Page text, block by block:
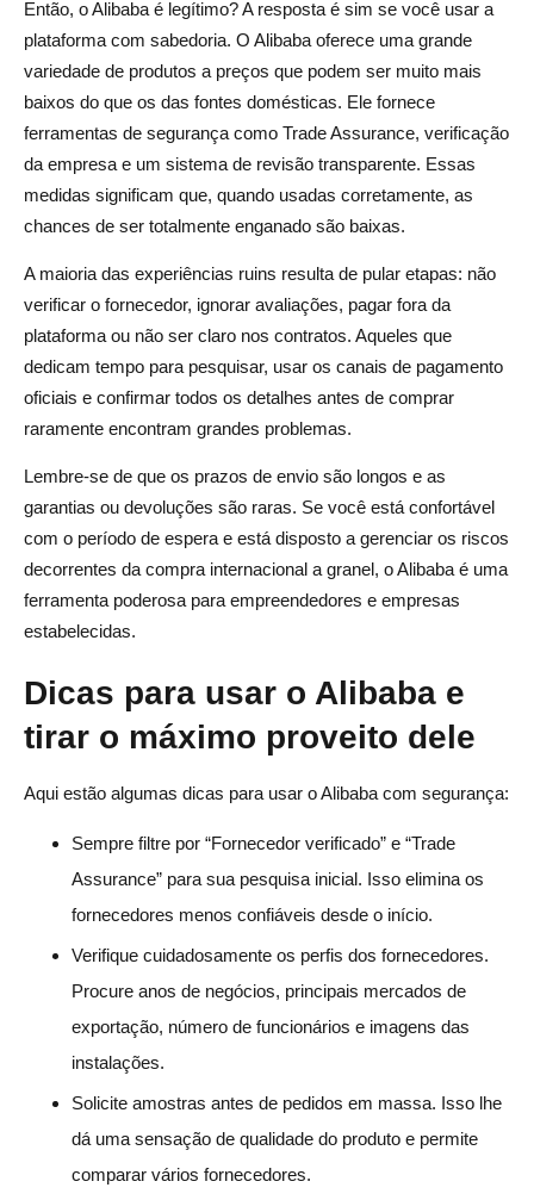
Então, o Alibaba é legítimo? A resposta é sim se você usar a
plataforma com sabedoria. O Alibaba oferece uma grande
variedade de produtos a preços que podem ser muito mais
baixos do que os das fontes domésticas. Ele fornece
ferramentas de segurança como Trade Assurance, verificação
da empresa e um sistema de revisão transparente. Essas
medidas significam que, quando usadas corretamente, as
chances de ser totalmente enganado são baixas.
A maioria das experiências ruins resulta de pular etapas: não
verificar o fornecedor, ignorar avaliações, pagar fora da
plataforma ou não ser claro nos contratos. Aqueles que
dedicam tempo para pesquisar, usar os canais de pagamento
oficiais e confirmar todos os detalhes antes de comprar
raramente encontram grandes problemas.
Lembre-se de que os prazos de envio são longos e as
garantias ou devoluções são raras. Se você está confortável
com o período de espera e está disposto a gerenciar os riscos
decorrentes da compra internacional a granel, o Alibaba é uma
ferramenta poderosa para empreendedores e empresas
estabelecidas.
Dicas para usar o Alibaba e
tirar o máximo proveito dele
Aqui estão algumas dicas para usar o Alibaba com segurança:
Sempre filtre por “Fornecedor verificado” e “Trade
Assurance” para sua pesquisa inicial. Isso elimina os
fornecedores menos confiáveis desde o início.
Verifique cuidadosamente os perfis dos fornecedores.
Procure anos de negócios, principais mercados de
exportação, número de funcionários e imagens das
instalações.
Solicite amostras antes de pedidos em massa. Isso lhe
dá uma sensação de qualidade do produto e permite
comparar vários fornecedores.